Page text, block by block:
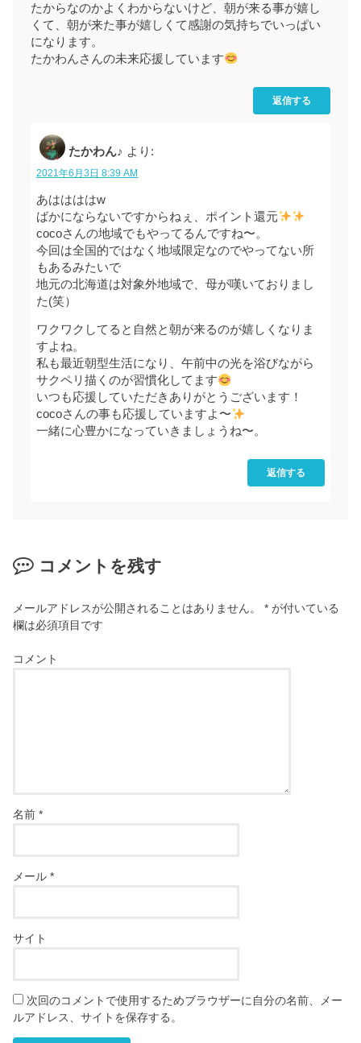
たからなのかよくわからないけど、朝が来る事が嬉し
くて、朝が来た事が嬉しくて感謝の気持ちでいっぱい
になります。
たかわんさんの未来応援しています
返信する
たかわん♪ より:
2021年6月3日 8:39 AM
あははははw
ばかにならないですからねぇ、ポイント還元
cocoさんの地域でもやってるんですね〜。
今回は全国的ではなく地域限定なのでやってない所
もあるみたいで
地元の北海道は対象外地域で、母が嘆いておりまし
た(笑）
ワクワクしてると自然と朝が来るのが嬉しくなりま
すよね。
私も最近朝型生活になり、午前中の光を浴びながら
サクペリ描くのが習慣化してます
いつも応援していただきありがとうございます！
cocoさんの事も応援していますよ〜
一緒に心豊かになっていきましょうね〜。
返信する
コメントを残す
メールアドレスが公開されることはありません。 * が付いている
欄は必須項目です
コメント
名前*
メール*
サイト
次回のコメントで使用するためブラウザーに自分の名前、メー
ルアドレス、サイトを保存する。